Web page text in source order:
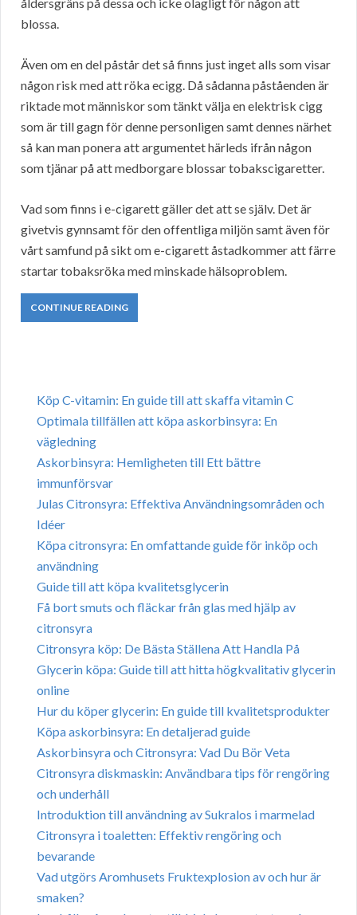
blossa.
Även om en del påstår det så finns just inget alls som visar
någon risk med att röka ecigg. Då sådanna påståenden är
riktade mot människor som tänkt välja en elektrisk cigg
som är till gagn för denne personligen samt dennes närhet
så kan man ponera att argumentet härleds ifrån någon
som tjänar på att medborgare blossar tobakscigaretter.
Vad som finns i e-cigarett gäller det att se själv. Det är
givetvis gynnsamt för den offentliga miljön samt även för
vårt samfund på sikt om e-cigarett åstadkommer att färre
startar tobaksröka med minskade hälsoproblem.
CONTINUE READING
Köp C-vitamin: En guide till att skaffa vitamin C
Optimala tillfällen att köpa askorbinsyra: En
vägledning
Askorbinsyra: Hemligheten till Ett bättre
immunförsvar
Julas Citronsyra: Effektiva Användningsområden och
Idéer
Köpa citronsyra: En omfattande guide för inköp och
användning
Guide till att köpa kvalitetsglycerin
Få bort smuts och fläckar från glas med hjälp av
citronsyra
Citronsyra köp: De Bästa Ställena Att Handla På
Glycerin köpa: Guide till att hitta högkvalitativ glycerin
online
Hur du köper glycerin: En guide till kvalitetsprodukter
Köpa askorbinsyra: En detaljerad guide
Askorbinsyra och Citronsyra: Vad Du Bör Veta
Citronsyra diskmaskin: Användbara tips för rengöring
och underhåll
Introduktion till användning av Sukralos i marmelad
Citronsyra i toaletten: Effektiv rengöring och
bevarande
Vad utgörs Aromhusets Fruktexplosion av och hur är
smaken?